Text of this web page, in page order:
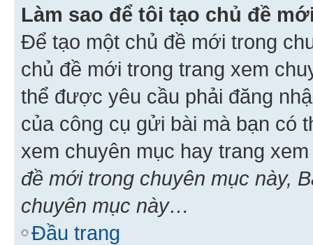
Làm sao để tôi tạo chủ đề
Để tạo một chủ đề mới trong
chủ đề mới trong trang xem
thể được yêu cầu phải đăng
của công cụ gửi bài mà bạn có
xem chuyên mục hay trang
đề mới trong chuyên mục này,
chuyên mục này…
Đầu trang